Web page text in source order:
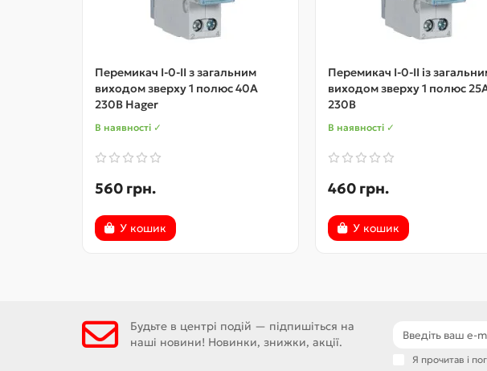
Перемикач I-0-II з загальним
виходом зверху 1 полюс 40А
230В Hager
В наявності ✓
560 грн.
У кошик
Перемикач I-0-II із
виходом зверху 1 полюс
230В
В наявності ✓
460 грн.
У кошик
Будьте в центрі подій — підпишіться на
наші новини! Новинки, знижки, акції.
Я прочитав і